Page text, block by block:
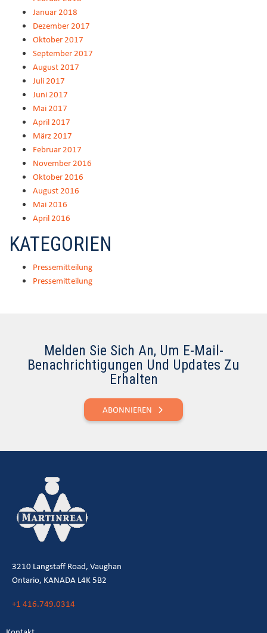
Januar 2018
Dezember 2017
Oktober 2017
September 2017
August 2017
Juli 2017
Juni 2017
Mai 2017
April 2017
März 2017
Februar 2017
November 2016
Oktober 2016
August 2016
Mai 2016
April 2016
KATEGORIEN
Pressemitteilung
Pressemitteilung
Melden Sie Sich An, Um E-Mail-
Benachrichtigungen Und Updates Zu
Erhalten
ABONNIEREN
3210 Langstaff Road, Vaughan
Ontario, KANADA L4K 5B2
+1 416.749.0314